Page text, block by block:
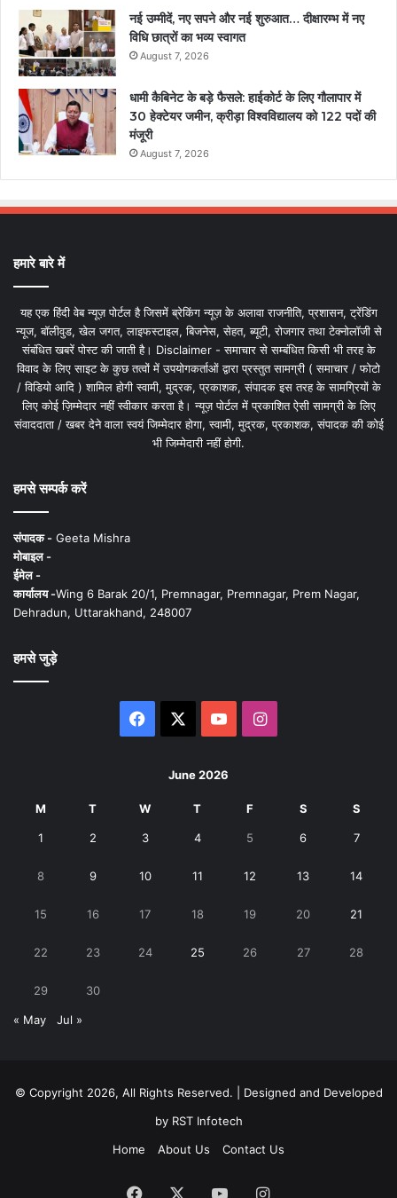
नई उम्मीदें, नए सपने और नई शुरुआत… दीक्षारम्भ में नए
विधि छात्रों का भव्य स्वागत
August 7, 2026
धामी कैबिनेट के बड़े फैसले: हाईकोर्ट के लिए गौलापार में
30 हेक्टेयर जमीन, क्रीड़ा विश्वविद्यालय को 122 पदों की
मंजूरी
August 7, 2026
हमारे बारे में
यह एक हिंदी वेब न्यूज़ पोर्टल है जिसमें ब्रेकिंग न्यूज़ के अलावा राजनीति, प्रशासन, ट्रेंडिंग
न्यूज, बॉलीवुड, खेल जगत, लाइफस्टाइल, बिजनेस, सेहत, ब्यूटी, रोजगार तथा टेक्नोलॉजी से
संबंधित खबरें पोस्ट की जाती है। Disclaimer - समाचार से सम्बंधित किसी भी तरह के
विवाद के लिए साइट के कुछ तत्वों में उपयोगकर्ताओं द्वारा प्रस्तुत सामग्री ( समाचार / फोटो
/ विडियो आदि ) शामिल होगी स्वामी, मुद्रक, प्रकाशक, संपादक इस तरह के सामग्रियों के
लिए कोई ज़िम्मेदार नहीं स्वीकार करता है। न्यूज़ पोर्टल में प्रकाशित ऐसी सामग्री के लिए
संवाददाता / खबर देने वाला स्वयं जिम्मेदार होगा, स्वामी, मुद्रक, प्रकाशक, संपादक की कोई
भी जिम्मेदारी नहीं होगी.
हमसे सम्पर्क करें
संपादक - Geeta Mishra
मोबाइल -
ईमेल -
कार्यालय -Wing 6 Barak 20/1, Premnagar, Premnagar, Prem Nagar,
Dehradun, Uttarakhand, 248007
हमसे जुड़े
Facebook YouTubeInstagram
June 2026
M T W T F S S
1 2 3 4 5 6 7
8 9 10 11 12 13 14
15 16 17 18 19 20 21
22 23 24 25 26 27 28
29 30
« May Jul »
© Copyright 2026, All Rights Reserved. | Designed and Developed
byRST Infotech
Home
About Us Contact Us
Facebook YouTubeInstagram